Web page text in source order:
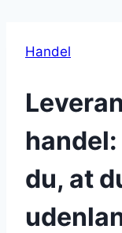
Handel
du, at